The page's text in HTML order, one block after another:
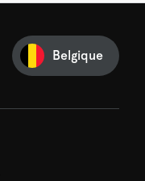
Belgique